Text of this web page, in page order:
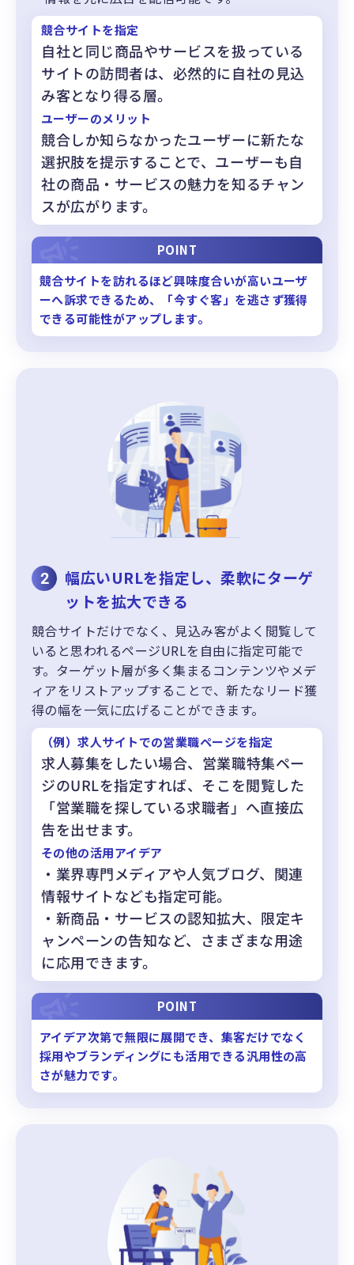
競合サイトを指定
自社と同じ商品やサービスを扱っている
サイトの訪問者は、必然的に自社の見込
み客となり得る層。
ユーザーのメリット
競合しか知らなかったユーザーに新たな
選択肢を提示することで、ユーザーも自
社の商品・サービスの魅力を知るチャン
スが広がります。
POINT
競合サイトを訪れるほど興味度合いが高いユーザ
ーへ訴求できるため、「今すぐ客」を逃さず獲得
できる可能性がアップします。
2
幅広いURLを指定し、柔軟にターゲ
ットを拡大できる
競合サイトだけでなく、見込み客がよく閲覧して
いると思われるページURLを自由に指定可能で
す。ターゲット層が多く集まるコンテンツやメデ
ィアをリストアップすることで、新たなリード獲
得の幅を一気に広げることができます。
（例）求人サイトでの営業職ページを指定
求人募集をしたい場合、営業職特集ペー
ジのURLを指定すれば、そこを閲覧した
「営業職を探している求職者」へ直接広
告を出せます。
その他の活用アイデア
・業界専門メディアや人気ブログ、関連
情報サイトなども指定可能。
・新商品・サービスの認知拡大、限定キ
ャンペーンの告知など、さまざまな用途
に応用できます。
POINT
アイデア次第で無限に展開でき、集客だけでなく
採用やブランディングにも活用できる汎用性の高
さが魅力です。